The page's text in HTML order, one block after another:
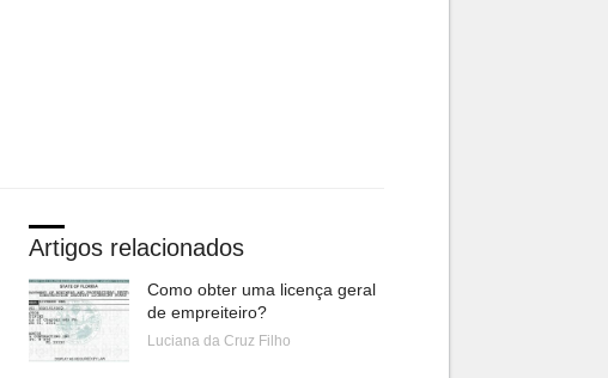
Artigos relacionados
Como obter uma licença geral
de empreiteiro?
Luciana da Cruz Filho